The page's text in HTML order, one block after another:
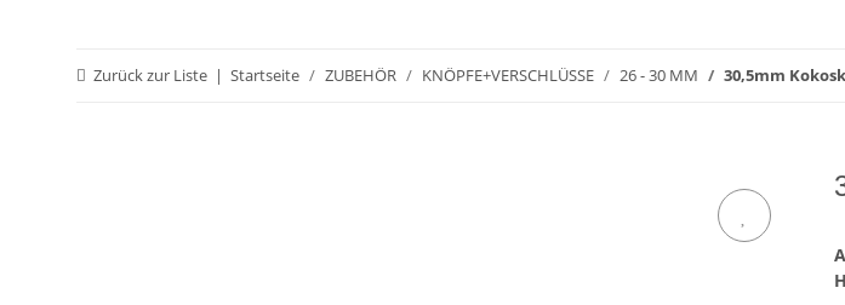
Zurück zur Liste Startseite ZUBEHÖR KNÖPFE+VERSCHLÜSSE 26 - 30 MM 30,5mm